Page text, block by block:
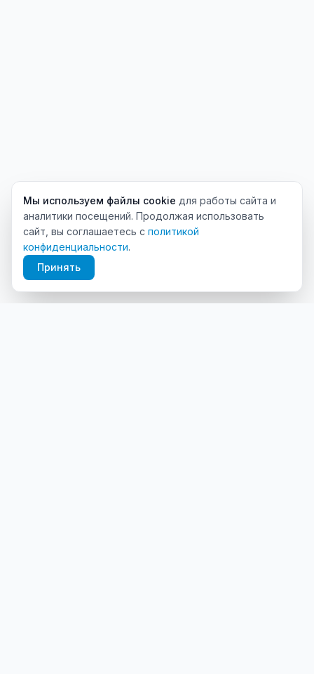
Мы используем файлы cookie для работы сайта и
аналитики посещений. Продолжая использовать
сайт, вы соглашаетесь с политикой
конфиденциальности.
Принять